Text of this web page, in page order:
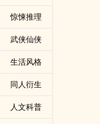
惊悚推理
武侠仙侠
生活风格
同人衍生
人文科普